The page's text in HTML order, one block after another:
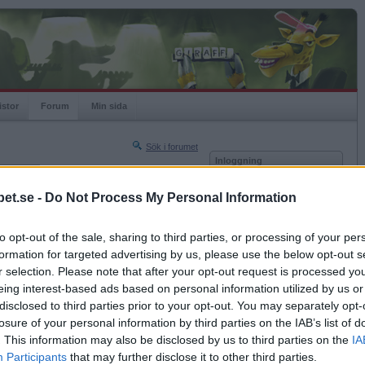
- Do Not Process My Personal Information
opt-out of the sale, sharing to third parties, or processing of your
for targeted advertising by us, please use the below opt-out
selection. Please note that after your opt-out request is processed
interest-based ads based on personal information utilized by us
to third parties prior to your opt-out. You may separately
of your personal information by third parties on the IAB’s list of
This information may also be disclosed by us to third parties on the
Participants that may further disclose it to other third parties.
Forum Min sida
Sök i forumet
Nästa sida »
2007-06-03 22:55
Inloggning
Kom ihåg mig
Glömt ditt lösenord?
Få ny aktiveringslänk
Betapet är gratis!